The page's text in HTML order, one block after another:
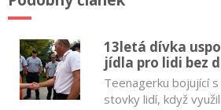
13letá dívka
jídla pro lidi bez
Teenagerku bojující
stovky lidí, když